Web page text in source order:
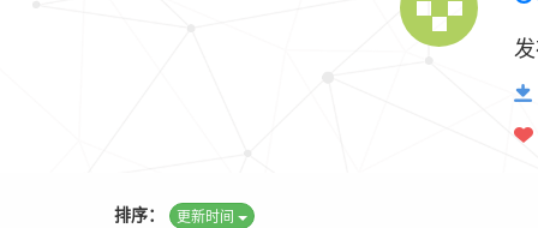
排序： 更新时间